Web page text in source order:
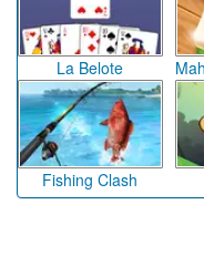
La Belote
Fishing Clash